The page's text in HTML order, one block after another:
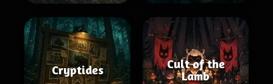
Cryptides
Cult of the
Lamb